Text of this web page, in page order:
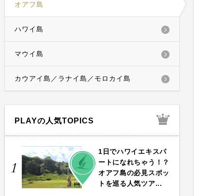
オアフ島
ハワイ島
マウイ島
カウアイ島／ラナイ島／モロカイ島
PLAYの人気TOPICS
1
PLAY
1日でハワイエキスパ
ートになれちゃう！？
オアフ島の必見スポッ
トを巡る人気ツア...